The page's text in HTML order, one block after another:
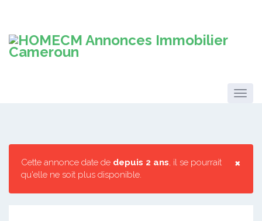
×
Cette annonce date de depuis 2 ans, il se pourrait
qu'elle ne soit plus disponible.